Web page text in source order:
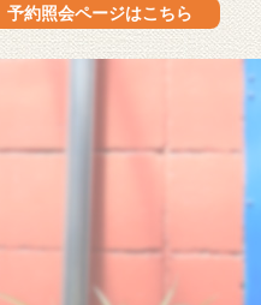
予約照会ページはこちら